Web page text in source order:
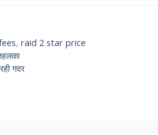
,raid 2 star price
गदर